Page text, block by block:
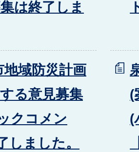
は終了しま
地域防災計画
る意見募集
クコメン
しました。
(
(